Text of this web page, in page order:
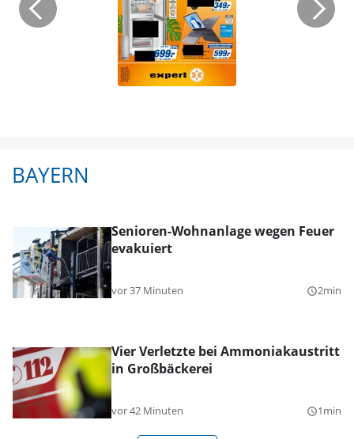
BAYERN
Senioren-Wohnanlage wegen Feuer
evakuiert
vor 37 Minuten query_builder2min
Vier Verletzte bei Ammoniakaustritt
in Großbäckerei
vor 42 Minuten query_builder1min